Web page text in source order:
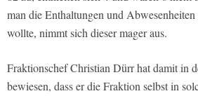
man die Enthaltungen und
wollte, nimmt sich dieser mager aus.
Fraktionschef Christian Dürr hat damit in
bewiesen, dass er die Fraktion selbst in